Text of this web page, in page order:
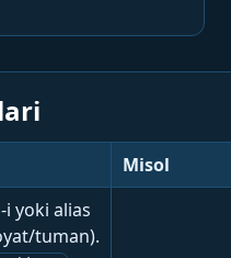
Misol
yoki alias
tuman).